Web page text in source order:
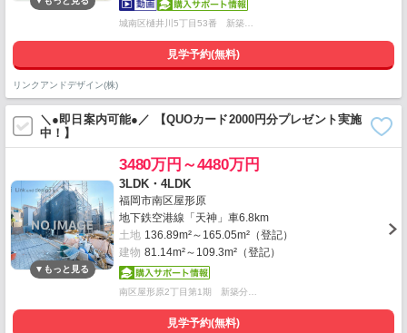
城南区樋井川5丁目53番 新築…
見学予約(無料)
リンクアンドデザイン(株)
＼●即日案内可能●／ 【QUOカード2000円分プレゼント実施
中！】
3480万円～4480万円
3LDK・4LDK
福岡市南区屋形原
地下鉄空港線「天神」車6.8km
土地 136.89m²～165.05m²（登記）
建物 81.14m²～109.3m²（登記）
南区屋形原2丁目第1期 新築分…
見学予約(無料)